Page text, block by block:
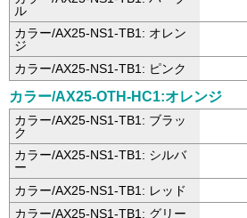
ル
カラー/AX25-NS1-TB1: オレン
ジ
カラー/AX25-NS1-TB1: ピンク
カラー/AX25-OTH-HC1:オレンジ
カラー/AX25-NS1-TB1: ブラッ
ク
カラー/AX25-NS1-TB1: シルバ
ー
カラー/AX25-NS1-TB1: レッド
カラー/AX25-NS1-TB1: グリー